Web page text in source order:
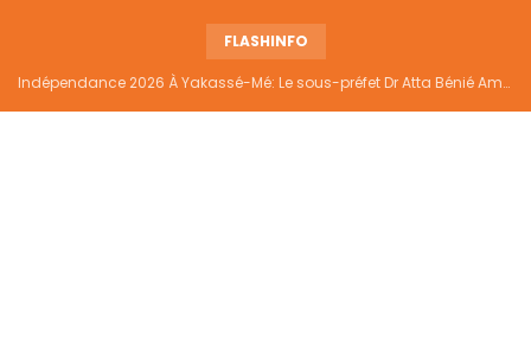
FLASHINFO
Indépendance 2026 À Yakassé-Mé: Le sous-préfet Dr Atta Bénié Amédé appelle à l’unité, à la sécurité et au développement